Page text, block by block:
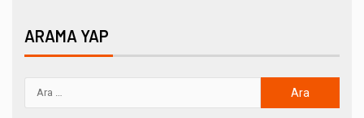
ARAMA YAP